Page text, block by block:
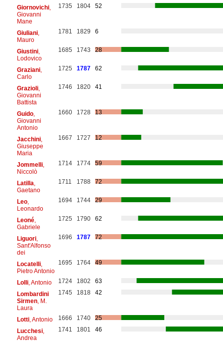
Giornovichi,
Giovanni
Mane
1735 1804 52
Giuliani,
Mauro
1781 1829 6
Giustini,
Lodovico
1685 1743 28
Graziani,
Carlo
1725 1787 62
Grazioli,
Giovanni
Battista
1746 1820 41
Guido,
Giovanni
Antonio
1660 1728 13
Jacchini,
Giuseppe
Maria
1667 1727 12
Jommelli,
Niccolò
1714 1774 59
Latilla
Gaetano
1711 1788 72
Leo,
Leonardo
1694 1744 29
Leoné,
Gabriele
1725 1790 62
Liguori,
Sant'Alfonso
dei
1696 1787 72
Locatelli,
Pietro Antonio
1695 1764 49
Lolli, Antonio 1724 1802
63
Lombardini
Sirmen, M.
Laura
1745 1818 42
Lotti, Antonio 1666 1740
25
Lucchesi,
Andrea
1741 1801 46